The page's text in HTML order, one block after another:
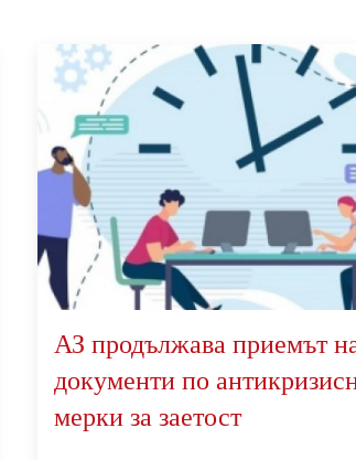
АЗ продължава приемът
документи по
мерки за заетост